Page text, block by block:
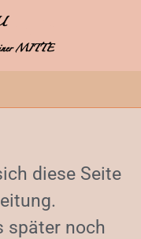
diese Seite
später noch